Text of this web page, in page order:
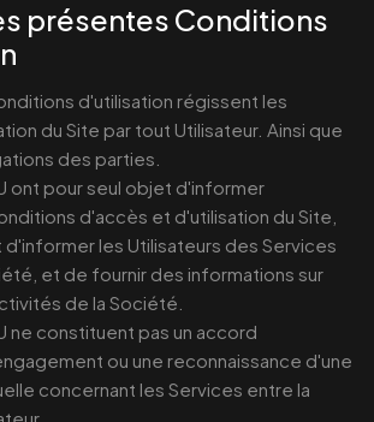
présentes Conditions
d'utilisation régissent les
du Site par tout Utilisateur. Ainsi que
des parties.
ont pour seul objet d'informer
d'accès et d'utilisation du Site,
les Utilisateurs des Services
et de fournir des informations sur
de la Société.
ne constituent pas un accord
ou une reconnaissance d'une
concernant les Services entre la